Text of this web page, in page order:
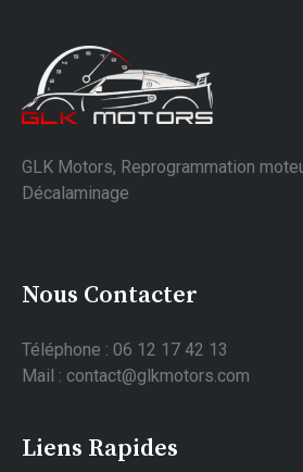
GLK Motors, Reprogrammation
Décalaminage
Nous Contacter
Téléphone : 06 12 17 42 13
Mail : contact@glkmotors.com
Liens Rapides